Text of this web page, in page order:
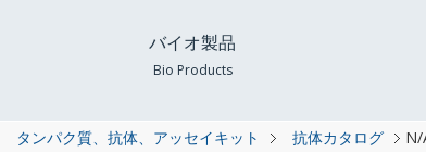
バイオ製品
Bio Products
タンパク質、抗体、アッセイキット 抗体カタログ
N/